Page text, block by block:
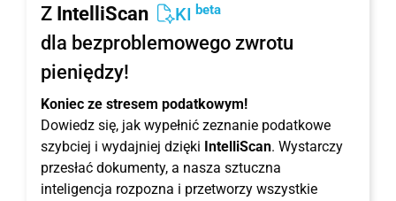
Z IntelliScan KI beta
dla bezproblemowego zwrotu
pieniędzy!
Koniec ze stresem podatkowym!
Dowiedz się, jak wypełnić zeznanie podatkowe
szybciej i wydajniej dzięki IntelliScan. Wystarczy
przesłać dokumenty, a nasza sztuczna
inteligencja rozpozna i przetworzy wszystkie